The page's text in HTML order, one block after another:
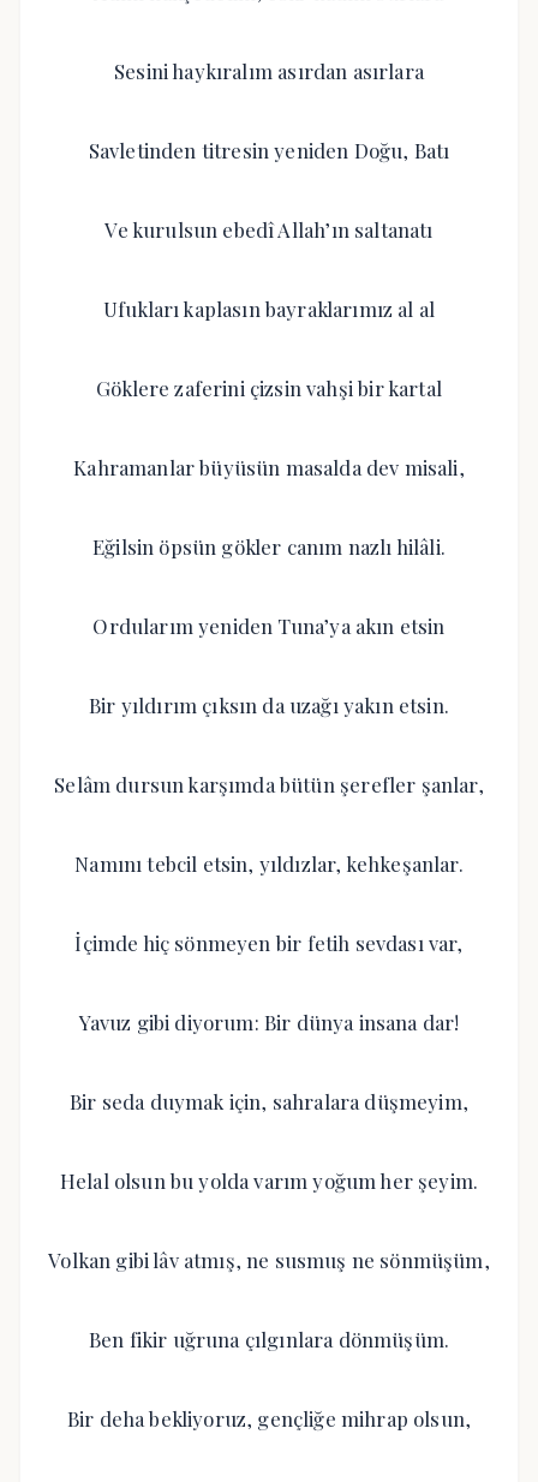
Sesini haykıralım asırdan asırlara
Savletinden titresin yeniden Doğu, Batı
Ve kurulsun ebedî Allah’ın saltanatı
Ufukları kaplasın bayraklarımız al al
Göklere zaferini çizsin vahşi bir kartal
Kahramanlar büyüsün masalda dev misali,
Eğilsin öpsün gökler canım nazlı hilâli.
Ordularım yeniden Tuna’ya akın etsin
Bir yıldırım çıksın da uzağı yakın etsin.
Selâm dursun karşımda bütün şerefler şanlar,
Namını tebcil etsin, yıldızlar, kehkeşanlar.
İçimde hiç sönmeyen bir fetih sevdası var,
Yavuz gibi diyorum: Bir dünya insana dar!
Bir seda duymak için, sahralara düşmeyim,
Helal olsun bu yolda varım yoğum her şeyim.
Volkan gibi lâv atmış, ne susmuş ne sönmüşüm,
Ben fikir uğruna çılgınlara dönmüşüm.
Bir deha bekliyoruz, gençliğe mihrap olsun,